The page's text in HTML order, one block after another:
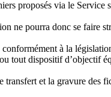
proposés via le Service
ne pourra donc se faire
conformément à la
tout dispositif d’objectif
transfert et la gravure des